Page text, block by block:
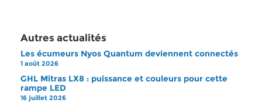
Autres actualités
Les écumeurs Nyos Quantum deviennent connectés
1 août 2026
GHL Mitras LX8 : puissance et couleurs pour cette
rampe LED
16 juillet 2026